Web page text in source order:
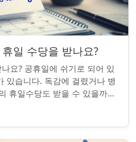
일 수당을 받나요?
요? 공휴일에 쉬기로 되어 있
있습니다. 독감에 걸렸거나 병
휴일수당도 받을 수 있을까요?